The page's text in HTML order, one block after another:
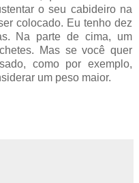
o seu cabideiro na
colocado. Eu tenho dez
Na parte de cima, um
Mas se você quer
como por exemplo,
um peso maior.